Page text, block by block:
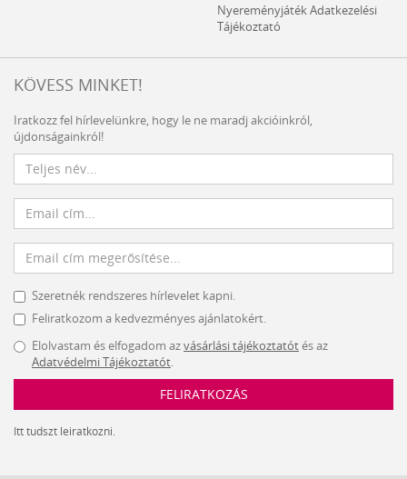
Nyereményjáték Adatkezelési
Tájékoztató
KÖVESS MINKET!
Iratkozz fel hírlevelünkre, hogy le ne maradj akcióinkról,
újdonságainkról!
Szeretnék rendszeres hírlevelet kapni.
Feliratkozom a kedvezményes ajánlatokért.
Elolvastam és elfogadom azvásárlási tájékoztatótés az
Adatvédelmi Tájékoztatót.
FELIRATKOZÁS
Itt tudszt leiratkozni.